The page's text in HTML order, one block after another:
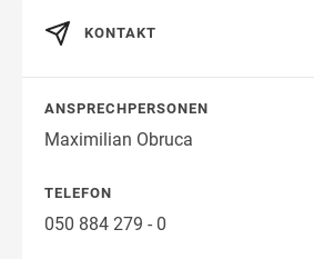
KONTAKT
ANSPRECHPERSONEN
Maximilian Obruca
TELEFON
050 884 279 - 0